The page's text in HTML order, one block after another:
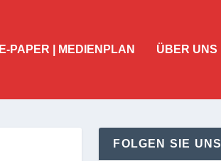
E-PAPER | MEDIENPLAN ÜBER UNS
FOLGEN SIE UNS